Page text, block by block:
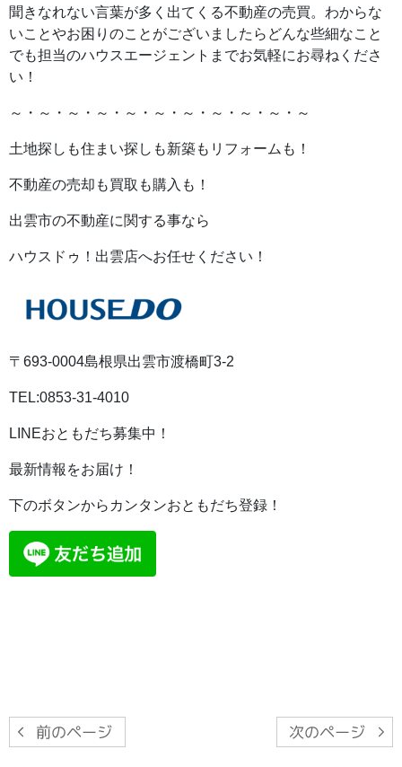
聞きなれない言葉が多く出てくる不動産の売買。わからな
いことやお困りのことがございましたらどんな些細なこと
でも担当のハウスエージェントまでお気軽にお尋ねくださ
い！
～・～・～・～・～・～・～・～・～・～・～
土地探しも住まい探しも新築もリフォームも！
不動産の売却も買取も購入も！
出雲市の不動産に関する事なら
ハウスドゥ！出雲店へお任せください！
〒693-0004島根県出雲市渡橋町3-2
TEL:0853-31-4010
LINEおともだち募集中！
最新情報をお届け！
下のボタンからカンタンおともだち登録！